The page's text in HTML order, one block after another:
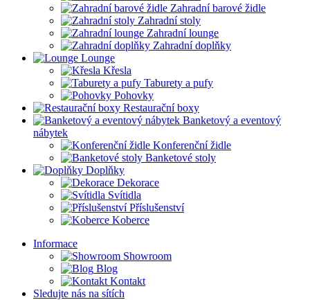
Zahradní barové židle
Zahradní stoly
Zahradní lounge
Zahradní doplňky
Lounge
Křesla
Taburety a pufy
Pohovky
Restaurační boxy
Banketový a eventový
nábytek
Konferenční židle
Banketové stoly
Doplňky
Dekorace
Svítidla
Příslušenství
Koberce
Informace
Showroom
Blog
Kontakt
Sledujte nás na sítích